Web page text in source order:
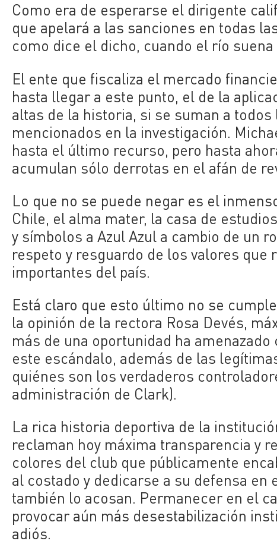
Como era de esperarse el dirigente
que apelará a las sanciones en todas
como dice el dicho, cuando el río
El ente que fiscaliza el mercado
hasta llegar a este punto, el de la
altas de la historia, si se suman a
mencionados en la investigación.
hasta el último recurso, pero hasta
acumulan sólo derrotas en el afán de
Lo que no se puede negar es el
Chile, el alma mater, la casa de
y símbolos a Azul Azul a cambio de un
respeto y resguardo de los valores
importantes del país.
Está claro que esto último no se
la opinión de la rectora Rosa Devés,
más de una oportunidad ha
este escándalo, además de las
quiénes son los verdaderos
administración de Clark).
La rica historia deportiva de la
reclaman hoy máxima transparencia y
colores del club que públicamente
al costado y dedicarse a su defensa
también lo acosan. Permanecer en el
provocar aún más desestabilización
adiós.